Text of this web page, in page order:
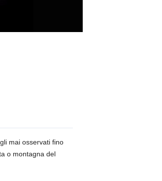
mai osservati fino
o montagna del